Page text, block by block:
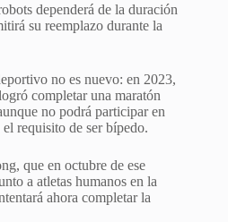
dependerá de la duración
su reemplazo durante la
no es nuevo: en 2023,
completar una maratón
no podrá participar en
requisito de ser bípedo.
que en octubre de ese
a atletas humanos en la
ahora completar la